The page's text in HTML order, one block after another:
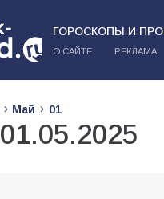
ГОРОСКОПЫ И
О САЙТЕ РЕКЛАМА
Май 01
01.05.2025